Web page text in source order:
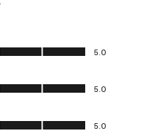
5.0
5.0
5.0